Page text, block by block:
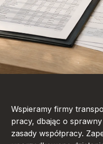
Wspieramy firmy
pracy, dbając o
zasady współpracy.